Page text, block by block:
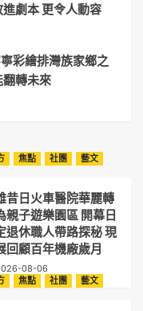
劇本 更令人動容
彩繪排灣族家鄉之
轉未來
焦點 社團 藝文
昔日火車醫院華麗轉
親子遊樂園區 開幕日
退休職人帶路探秘 現
回顧百年機廠歲月
08-06
焦點 社團 藝文